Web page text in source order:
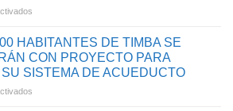
PRESENTÓ
RESULTADOS
DE
GESTIÓN
HABITANTES DE TIMBA SE
CON PROYECTO PARA
SISTEMA DE ACUEDUCTO